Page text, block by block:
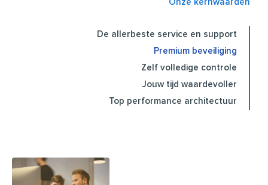
Onze kernwaarden
De allerbeste service en support
Premium beveiliging
Zelf volledige controle
Jouw tijd waardevoller
Top performance architectuur